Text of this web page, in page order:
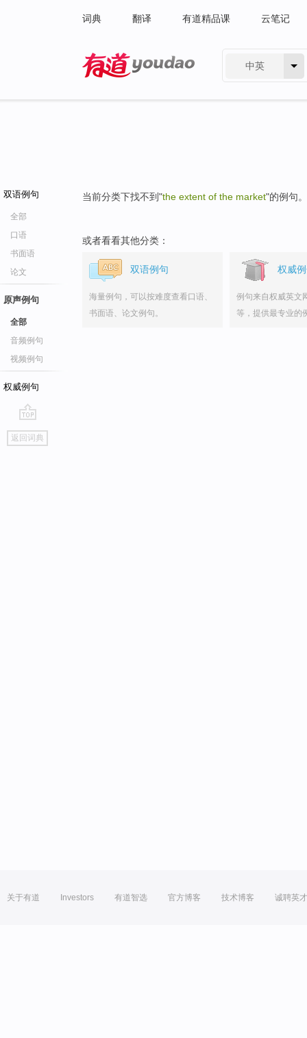
词典 翻译 有道精品课 云笔记
中英
双语例句
全部
口语
书面语
论文
原声例句
全部
音频例句
视频例句
权威例句
go
top
返回词典
当前分类下找不到"the extent of the market"的例句。
或者看看其他分类：
双语例句
海量例句，可以按难度查看口语、
书面语、论文例句。
权威
例句来自权威英文
等，提供最专业的
关于有道 Investors 有道智选 官方博客 技术博客 诚聘英才